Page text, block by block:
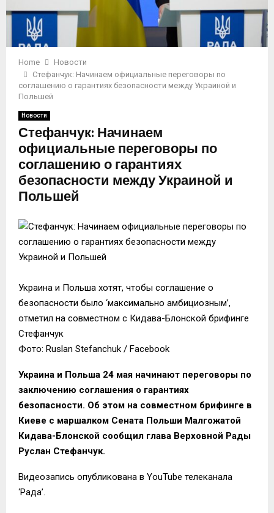
Home
Новости
Стефанчук: Начинаем официальные переговоры по
соглашению о гарантиях безопасности между Украиной и
Польшей
Новости
Стефанчук: Начинаем
официальные переговоры по
соглашению о гарантиях
безопасности между Украиной и
Польшей
Украина и Польша хотят, чтобы соглашение о
безопасности было ‘максимально амбициозным’,
отметил на совместном с Кидава-Блонской брифинге
Стефанчук
Фото: Ruslan Stefanchuk / Facebook
Украина и Польша 24 мая начинают переговоры по
заключению соглашения о гарантиях
безопасности. Об этом на совместном брифинге в
Киеве с маршалком Сената Польши Малгожатой
Кидава-Блонской сообщил глава Верховной Рады
Руслан Стефанчук.
Видеозапись опубликована в YouTube телеканала
‘Рада’.